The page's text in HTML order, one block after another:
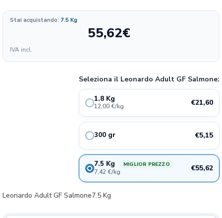
Stai acquistando: 7.5 Kg
55,62€
IVA incl.
Seleziona il Leonardo Adult GF Salmone:
1.8 Kg
12,00 €/kg €21,60
300 gr €5,15
7.5 Kg MIGLIOR PREZZO
7,42 €/kg €55,62
1.8 kg 24% 21.6€
17.17
€/KG
7.42
€/KG
Leonardo Adult GF Salmone7.5 Kg